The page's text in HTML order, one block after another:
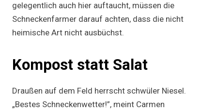
gelegentlich auch hier auftaucht, müssen die
Schneckenfarmer darauf achten, dass die nicht
heimische Art nicht ausbüchst.
Kompost statt Salat
Draußen auf dem Feld herrscht schwüler Niesel.
„Bestes Schneckenwetter!”, meint Carmen